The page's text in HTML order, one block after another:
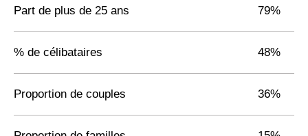
Part de plus de 25 ans 79%
% de célibataires 48%
Proportion de couples 36%